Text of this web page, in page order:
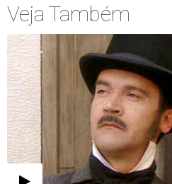
Veja Também